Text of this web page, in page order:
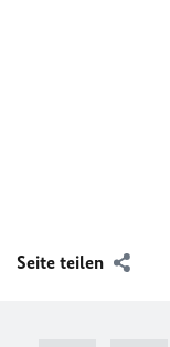
Seite teilen